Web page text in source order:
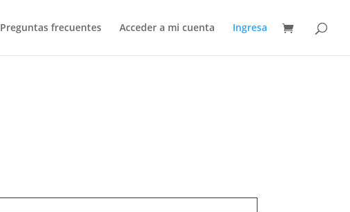
Preguntas frecuentes Acceder a mi cuenta Ingresa